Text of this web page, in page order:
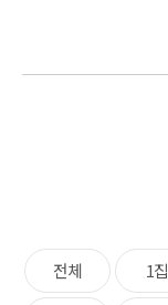
전체 1집